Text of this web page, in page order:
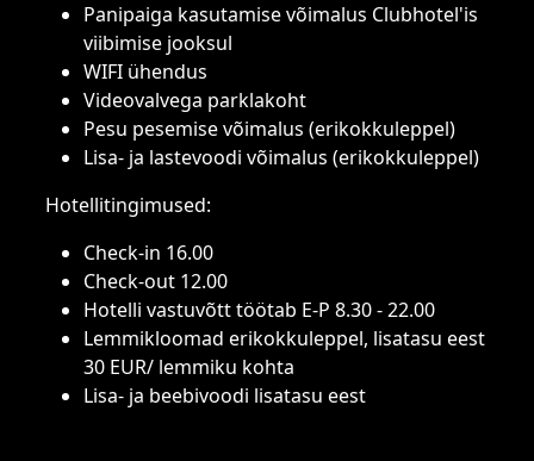
Panipaiga kasutamise võimalus Clubhotel'is
viibimise jooksul
WIFI ühendus
Videovalvega parklakoht
Pesu pesemise võimalus (erikokkuleppel)
Lisa- ja lastevoodi võimalus (erikokkuleppel)
Hotellitingimused:
Check-in 16.00
Check-out 12.00
Hotelli vastuvõtt töötab E-P 8.30 - 22.00
Lemmikloomad erikokkuleppel, lisatasu eest
30 EUR/ lemmiku kohta
Lisa- ja beebivoodi lisatasu eest